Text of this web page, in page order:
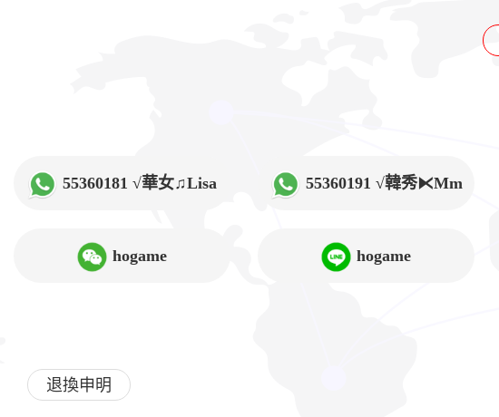
55360181 √華女♫Lisa 55360191 √韓秀⧔Mm
hogame hogame
退換申明